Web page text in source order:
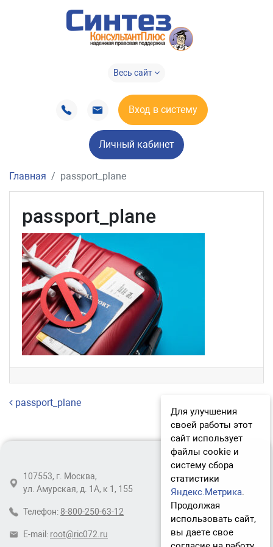
Весь сайт
Вход в систему
Личный кабинет
Главная passport_plane
passport_plane
Навигация по записям
passport_plane
107553, г. Москва,
ул. Амурская, д. 1А, к 1, 155
Телефон: 8-800-250-63-12
E-mail: root@ric072.ru
Для улучшения
своей работы этот
сайт использует
файлы cookie и
систему сбора
статистики
Яндекс.Метрика.
Продолжая
использовать сайт,
вы даете свое